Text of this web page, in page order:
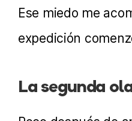
Ese miedo me
expedición
La segunda